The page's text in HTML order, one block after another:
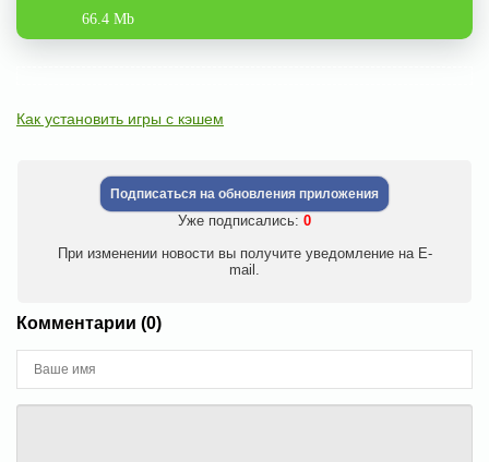
66.4 Mb
Как установить игры с кэшем
Подписаться на обновления приложения
Уже подписались: 0
При изменении новости вы получите уведомление на E-
mail.
Комментарии (0)